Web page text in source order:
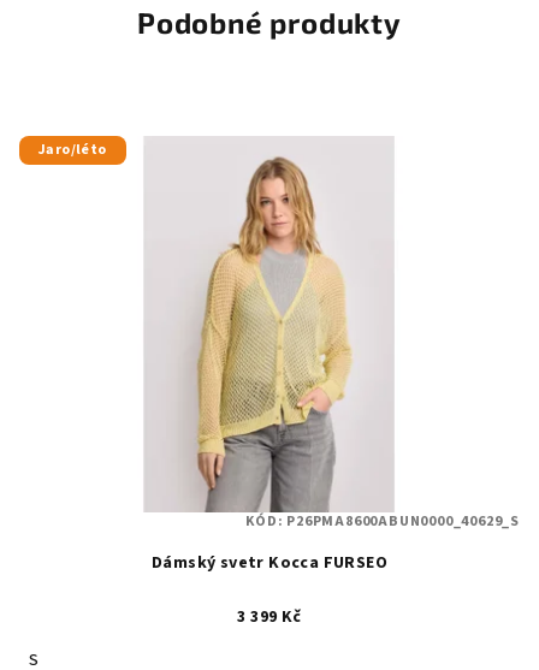
Podobné produkty
Jaro/léto
Dámský svetr Kocca FURSEO
3 399 Kč
S
KÓD: P26PMA8600ABUN0000_40629_S